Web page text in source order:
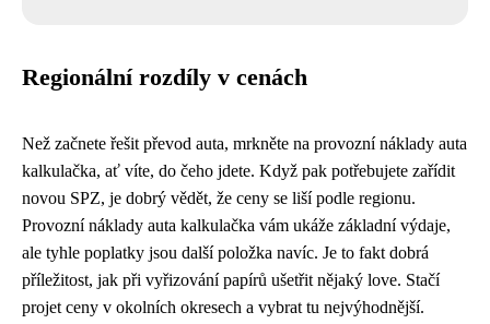
Regionální rozdíly v cenách
Než začnete řešit převod auta, mrkněte na provozní náklady auta
kalkulačka, ať víte, do čeho jdete. Když pak potřebujete zařídit
novou SPZ, je dobrý vědět, že ceny se liší podle regionu.
Provozní náklady auta kalkulačka vám ukáže základní výdaje,
ale tyhle poplatky jsou další položka navíc. Je to fakt dobrá
příležitost, jak při vyřizování papírů ušetřit nějaký love. Stačí
projet ceny v okolních okresech a vybrat tu nejvýhodnější.